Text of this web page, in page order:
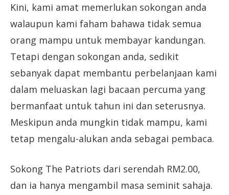
Kini, kami amat memerlukan sokongan anda
walaupun kami faham bahawa tidak semua
orang mampu untuk membayar kandungan.
Tetapi dengan sokongan anda, sedikit
sebanyak dapat membantu perbelanjaan kami
dalam meluaskan lagi bacaan percuma yang
bermanfaat untuk tahun ini dan seterusnya.
Meskipun anda mungkin tidak mampu, kami
tetap mengalu-alukan anda sebagai pembaca.
Sokong The Patriots dari serendah RM2.00,
dan ia hanya mengambil masa seminit sahaja.